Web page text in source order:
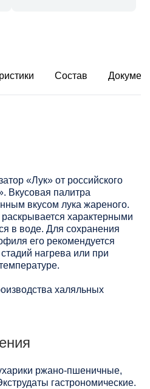
Состав
«Лук» от российского
Вкусовая палитра
вкусом лука жареного.
характерными
в воде. Для сохранения
его рекомендуется
нагрева или при
халяльных
ржано-пшеничные,
гастрономические.